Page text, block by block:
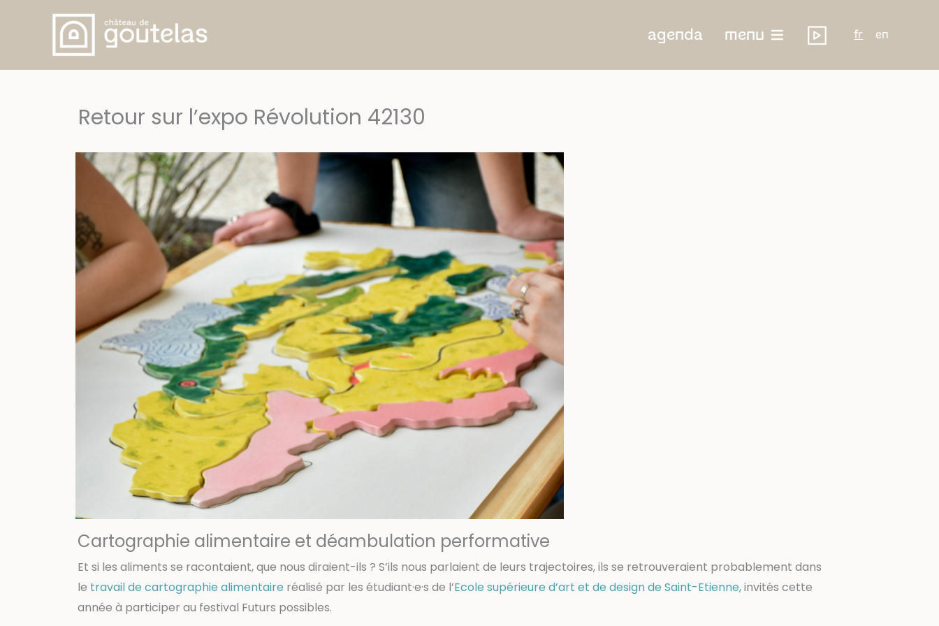
agenda menu fr en
Retour sur l’expo Révolution 42130
Cartographie alimentaire et déambulation performative
Et si les aliments se racontaient, que nous diraient-ils ? S’ils nous parlaient de leurs trajectoires, ils se retrouveraient probablement dans
le travail de cartographie alimentaire réalisé par les étudiant·e·s de l’Ecole supérieure d’art et de design de Saint-Etienne,invités cette
année à participer au festival Futurs possibles.